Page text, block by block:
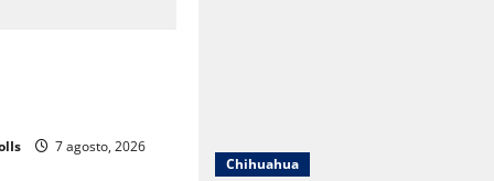
7 agosto, 2026
Chihuahua